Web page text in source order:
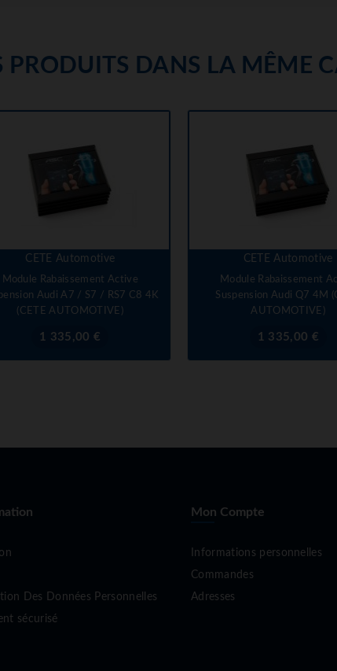
PRODUITS DANS LA MÊME
CETE Automotive
Module Rabaissement Active
Audi A7 / S7 / RS7 C8 4K
(CETE AUTOMOTIVE)
Prix1 335,00 €
CETE Automotive
Module Rabaissement
Suspension Audi Q7 4M
AUTOMOTIVE)
Prix1 335,00 €
Des Données Personnelles
sécurisé
Mon Compte
Informations personnelles
Commandes
Adresses